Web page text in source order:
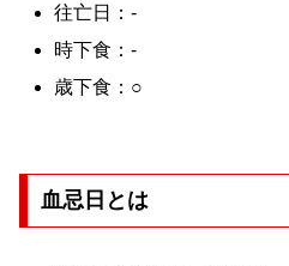
往亡日：-
時下食：-
歳下食：○
血忌日とは